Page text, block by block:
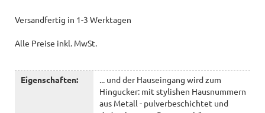
Versandfertig in 1-3 Werktagen
Alle Preise inkl. MwSt.
Eigenschaften:
... und der Hauseingang wird zum
Hingucker: mit stylishen Hausnummern
aus Metall - pulverbeschichtet und